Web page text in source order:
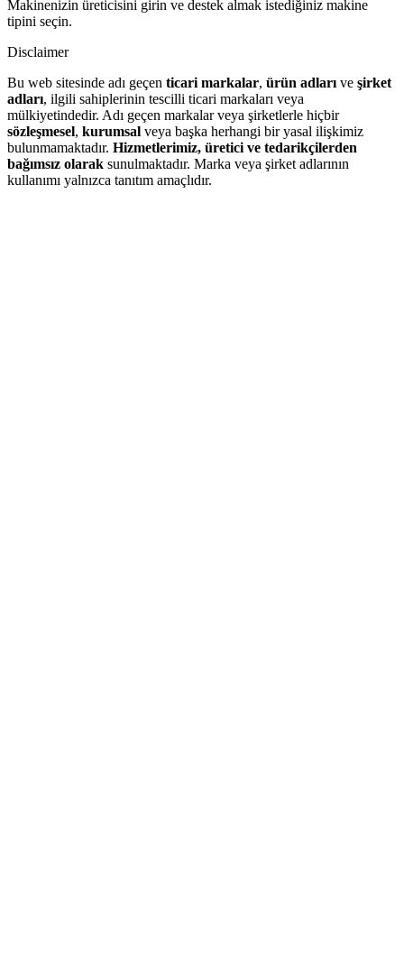
Makinenizin üreticisini girin ve destek almak istediğiniz makine
tipini seçin.
Disclaimer
Bu web sitesinde adı geçen ticari markalar, ürün adları ve şirket
adları, ilgili sahiplerinin tescilli ticari markaları veya
mülkiyetindedir. Adı geçen markalar veya şirketlerle hiçbir
sözleşmesel, kurumsal veya başka herhangi bir yasal ilişkimiz
bulunmamaktadır. Hizmetlerimiz, üretici ve tedarikçilerden
bağımsız olarak sunulmaktadır. Marka veya şirket adlarının
kullanımı yalnızca tanıtım amaçlıdır.